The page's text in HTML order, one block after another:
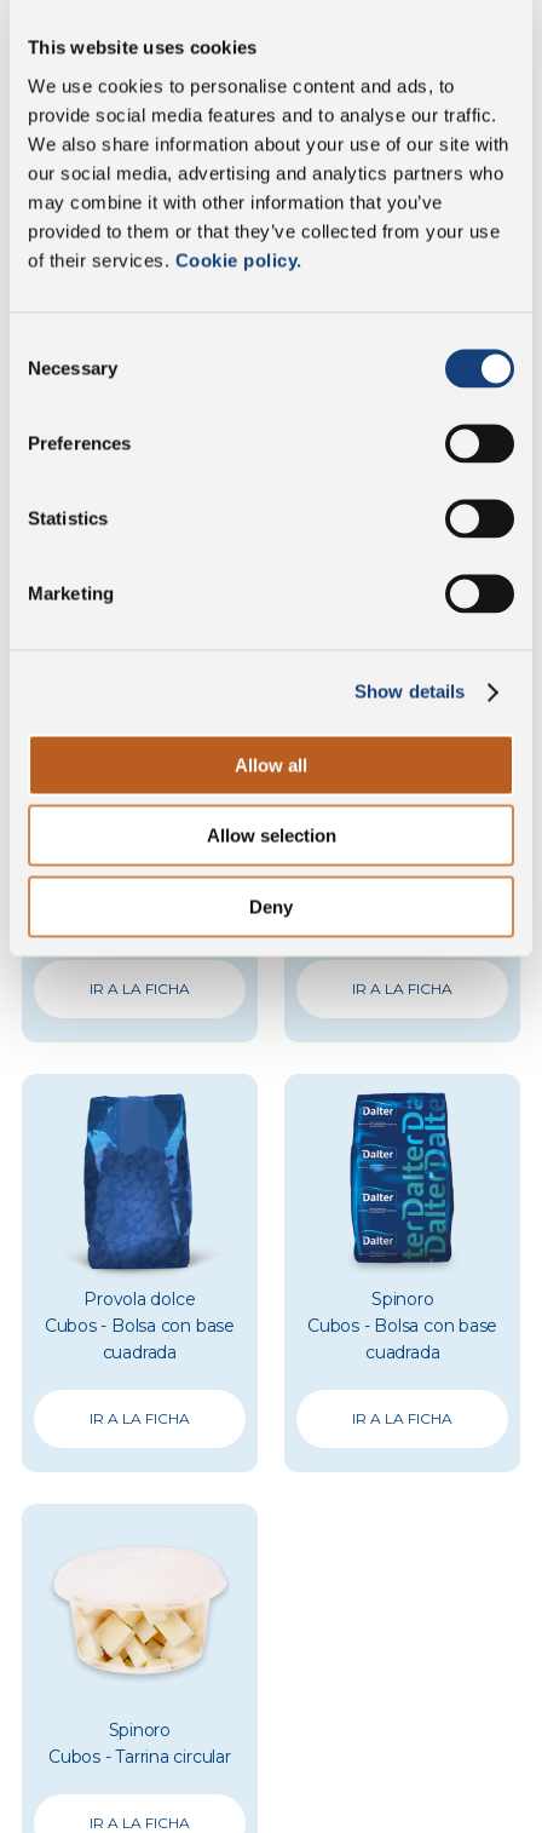
This website uses cookies
We use cookies to personalise content and ads, to
provide social media features and to analyse our traffic.
We also share information about your use of our site with
our social media, advertising and analytics partners who
may combine it with other information that you’ve
provided to them or that they’ve collected from your use
of their services. Cookie policy.
Selection
Necessary
Preferences
Statistics
Marketing
Show details
Allow all
Allow selection
Deny
solo de Pezzata Rossa
Cubos - Tarrina circular
IR A LA FICHA
cuadrada
IR A LA FICHA
Pecorino Romano BIO
IR A LA FICHA
Provola affumicata
IR A LA FICHA
Provola dolce
Cubos - Bolsa con base
cuadrada
IR A LA FICHA
Spinoro
Cubos - Bolsa con base
cuadrada
IR A LA FICHA
Spinoro
Cubos - Tarrina circular
IR A LA FICHA